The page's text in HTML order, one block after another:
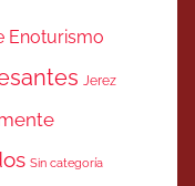
Enoturismo
Jerez
Sin categoría